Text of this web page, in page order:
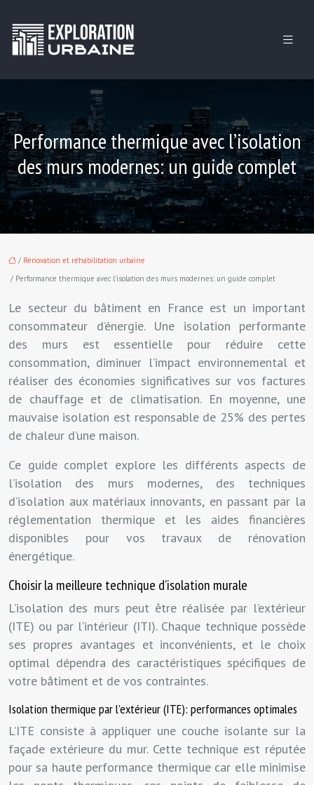
Performance thermique avec l’isolation
des murs modernes: un guide complet
/ Rénovation et réhabilitation urbaine
/ Performance thermique avec l’isolation des murs modernes: un guide complet
Le secteur du bâtiment en France est un important
consommateur d’énergie. Une isolation performante
des murs est essentielle pour réduire cette
consommation, diminuer l’impact environnemental et
réaliser des économies significatives sur vos factures
de chauffage et de climatisation. En moyenne, une
mauvaise isolation est responsable de 25% des pertes
de chaleur d’une maison.
Ce guide complet explore les différents aspects de
l’isolation des murs modernes, des techniques
d’isolation aux matériaux innovants, en passant par la
réglementation thermique et les aides financières
disponibles pour vos travaux de rénovation
énergétique.
Choisir la meilleure technique d’isolation murale
L’isolation des murs peut être réalisée par l’extérieur
(ITE) ou par l’intérieur (ITI). Chaque technique possède
ses propres avantages et inconvénients, et le choix
optimal dépendra des caractéristiques spécifiques de
votre bâtiment et de vos contraintes.
Isolation thermique par l’extérieur (ITE): performances optimales
L’ITE consiste à appliquer une couche isolante sur la
façade extérieure du mur. Cette technique est réputée
pour sa haute performance thermique car elle minimise